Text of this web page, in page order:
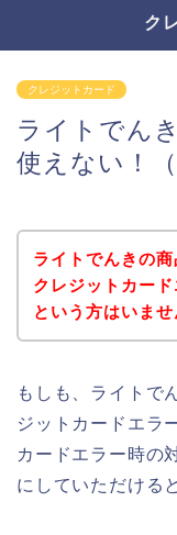
ク
クレジットカード
ライトでん
使えない！
ライトでんきの商
クレジットカー
という方はいませ
もしも、ライトで
ジットカードエラ
カードエラー時の
にしていただける